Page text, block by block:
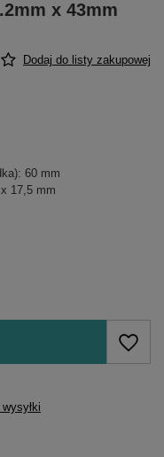
x 43mm
Dodaj do listy zakupowej
60 mm
17,5 mm